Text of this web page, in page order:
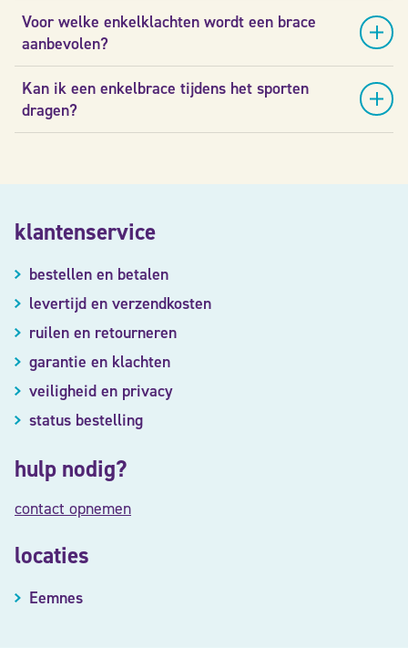
Voor welke enkelklachten wordt een brace
aanbevolen?
Kan ik een enkelbrace tijdens het sporten
dragen?
klantenservice
bestellen en betalen
levertijd en verzendkosten
ruilen en retourneren
garantie en klachten
veiligheid en privacy
status bestelling
hulp nodig?
contact opnemen
locaties
Eemnes